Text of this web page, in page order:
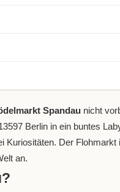
Spandau nicht
Berlin in ein buntes
Kuriositäten. Der Flohmarkt
an.